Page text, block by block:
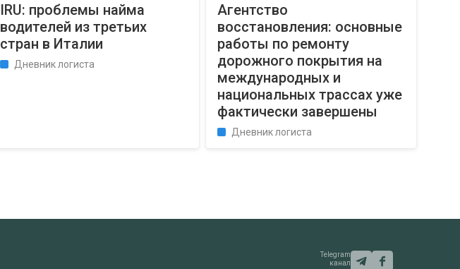
IRU: проблемы найма
водителей из третьих
стран в Италии
Дневник логиста
Агентство
восстановления: основные
работы по ремонту
дорожного покрытия на
международных и
национальных трассах уже
фактически завершены
Дневник логиста
Telegram
канал